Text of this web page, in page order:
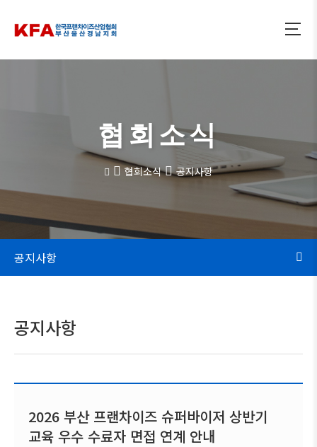
협회소식
협회소식 공지사항
공지사항
공지사항
2026 부산 프랜차이즈 슈퍼바이저 상반기
교육 우수 수료자 면접 연계 안내